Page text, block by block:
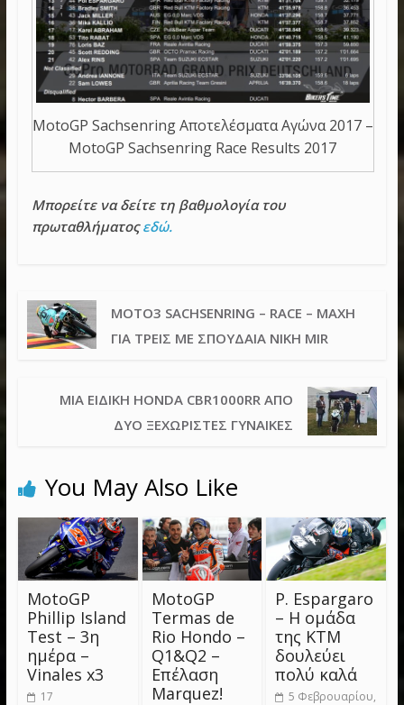
MotoGP Sachsenring Αποτελέσματα Αγώνα 2017 –
MotoGP Sachsenring Race Results 2017
Μπορείτε να δείτε τη βαθμολογία του
πρωταθλήματοςεδώ.
MOTO3 SACHSENRING – RACE – ΜΆΧΗ
ΓΙΑ ΤΡΕΙΣ ΜΕ ΣΠΟΥΔΑΊΑ ΝΊΚΗ MIR
ΜΙΑ ΕΙΔΙΚΉ HONDA CBR1000RR ΑΠΌ
ΔΎΟ ΞΕΧΩΡΙΣΤΈΣ ΓΥΝΑΊΚΕΣ
You May Also Like
MotoGP
Phillip Island
Test – 3η
ημέρα –
Vinales x3
17
MotoGP
Termas de
Rio Hondo –
Q1&Q2 –
Επέλαση
Marquez!
P. Espargaro
– Η ομάδα
της KTM
δουλεύει
πολύ καλά
5 Φεβρουαρίου,